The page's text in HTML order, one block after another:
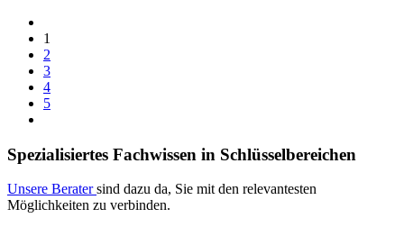
1
2
3
4
5
Spezialisiertes Fachwissen in Schlüsselbereichen
Unsere Beratersind dazu da, Sie mit den relevantesten
Möglichkeiten zu verbinden.